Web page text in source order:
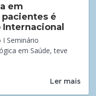
em
é
Seminário
em Saúde, teve
Ler mais